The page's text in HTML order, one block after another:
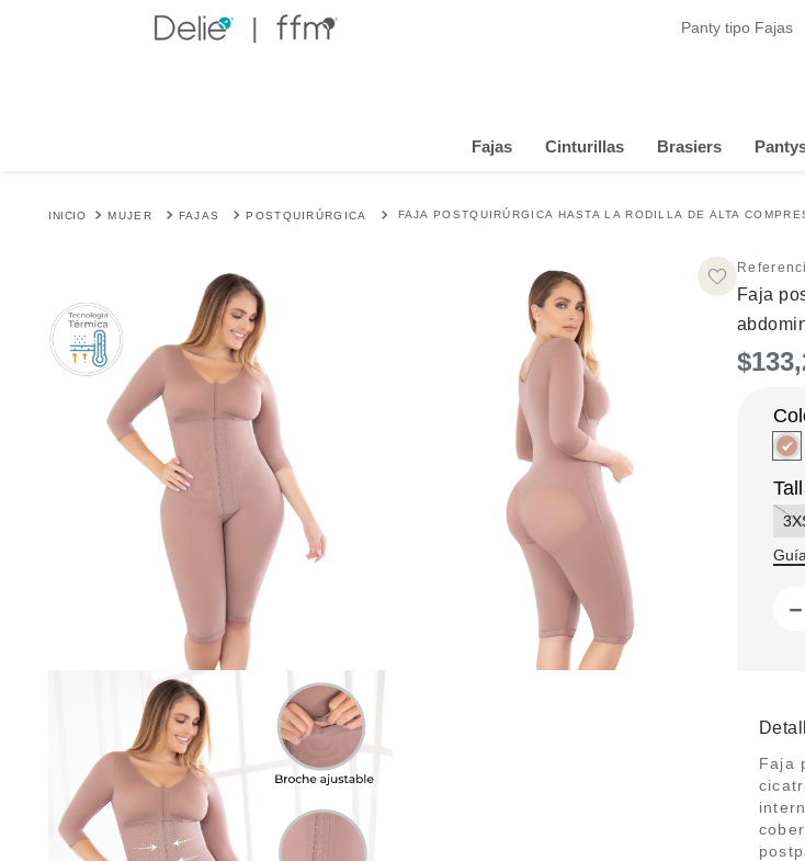
Panty tipo Fajas
Fajas Cinturillas Brasiers
MUJER FAJAS POSTQUIRÚRGICA FAJA POSTQUIRÚRGICA HASTA LA RODILLA DE ALTA
Faja
$133,
－
Faja